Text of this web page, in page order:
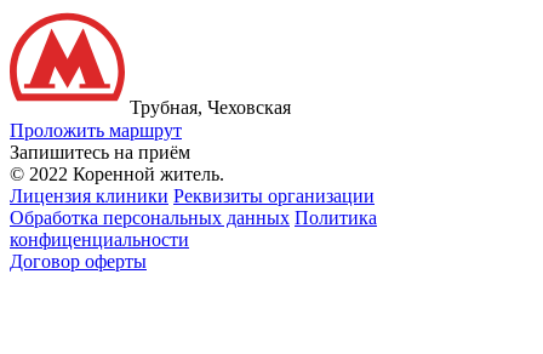
Трубная, Чеховская
Проложить маршрут
Запишитесь на приём
© 2022 Коренной житель.
Лицензия клиники Реквизиты организации
Обработка персональных данных Политика
конфиценциальности
Договор оферты